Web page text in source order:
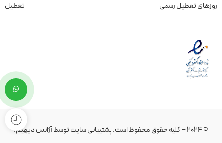
روزهای تعطیل رسمی
تعطیل
© 2024 – کلیه حقوق محفوظ است. پشتیبانی سایتتوسطآژانس دیهیم.